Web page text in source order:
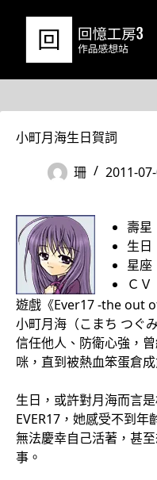
小町月海生日賀詞
珊
2011-
壽星
生日
星座
Ｃ
遊戲《Ever17 -the out
小町月海（こまち つぐ
信任他人、防衛心強，
咪，直到被熱血笨蛋倉成
生日，或許對月海而言
EVER17，她感受不到
無法慶幸自己活著，甚
事。